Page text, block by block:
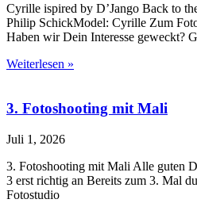
Cyrille ispired by D’Jango Back to
Philip SchickModel: Cyrille Zum
Haben wir Dein Interesse geweckt?
Weiterlesen »
3. Fotoshooting mit Mali
Juli 1, 2026
3. Fotoshooting mit Mali Alle guten
3 erst richtig an Bereits zum 3. Mal
Fotostudio